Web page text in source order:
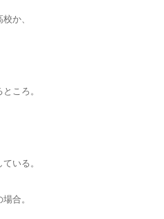
か、
ころ。
いる。
合。